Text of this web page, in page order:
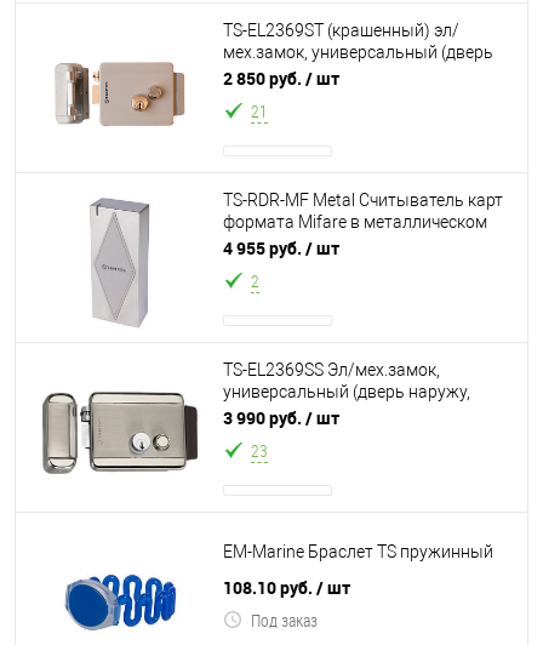
TS-EL2369ST (крашенный) эл/
мех.замок, универсальный (дверь
наружу, внутрь), блокировка
2 850 руб. / шт
21
TS-RDR-MF Metal Считыватель карт
формата Mifare в металлическом
корпусе, выходной протокол
4 955 руб. / шт
2
TS-EL2369SS Эл/мех.замок,
универсальный (дверь наружу,
внутрь), блокировка ключом в
3 990 руб. / шт
23
EM-Marine Браслет TS пружинный
108.10 руб. / шт
Под заказ